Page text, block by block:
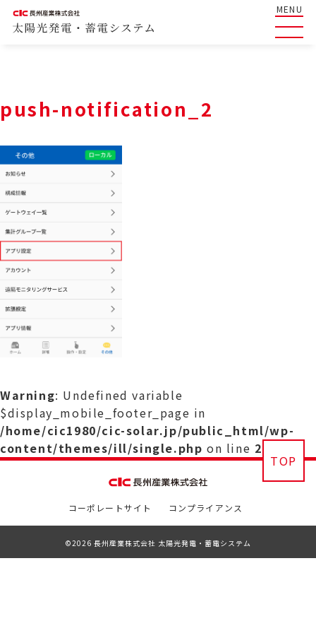
MENU
push-notification_2
Warning: Undefined variable
$display_mobile_footer_page in
/home/cic1980/cic-solar.jp/public_html/wp-
content/themes/ill/single.php on line 29
TOP
コーポレートサイト コンプライアンス
©2026 長州産業株式会社 太陽光発電・蓄電システム